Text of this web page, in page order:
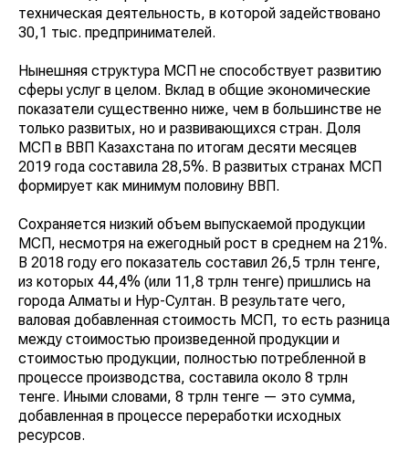
техническая деятельность, в которой задействовано
30,1 тыс. предпринимателей.
Нынешняя структура МСП не способствует развитию
сферы услуг в целом. Вклад в общие экономические
показатели существенно ниже, чем в большинстве не
только развитых, но и развивающихся стран. Доля
МСП в ВВП Казахстана по итогам десяти месяцев
2019 года составила 28,5%. В развитых странах МСП
формирует как минимум половину ВВП.
Сохраняется низкий объем выпускаемой продукции
МСП, несмотря на ежегодный рост в среднем на 21%.
В 2018 году его показатель составил 26,5 трлн тенге,
из которых 44,4% (или 11,8 трлн тенге) пришлись на
города Алматы и Нур-Султан. В результате чего,
валовая добавленная стоимость МСП, то есть разница
между стоимостью произведенной продукции и
стоимостью продукции, полностью потребленной в
процессе производства, составила около 8 трлн
тенге. Иными словами, 8 трлн тенге — это сумма,
добавленная в процессе переработки исходных
ресурсов.